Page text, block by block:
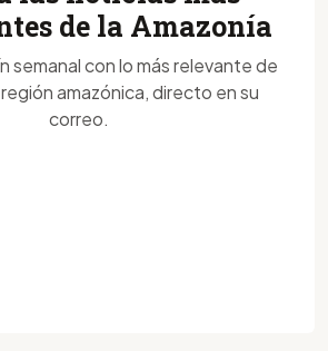
de la Amazonía
semanal con lo más relevante de
amazónica, directo en su
correo.